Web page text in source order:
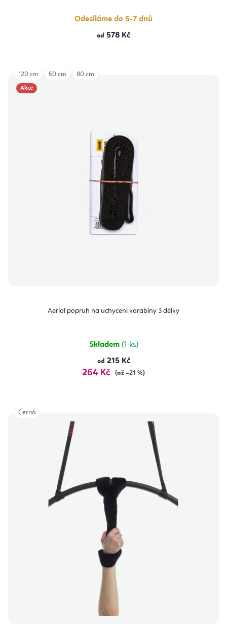
Odesíláme do 5-7 dnů
od 578 Kč
Akce
Aerial popruh na uchycení karabiny 3 délky
Skladem (1 ks)
od 215 Kč
264 Kč (až –21 %)
120 cm 60 cm 80 cm
Černá